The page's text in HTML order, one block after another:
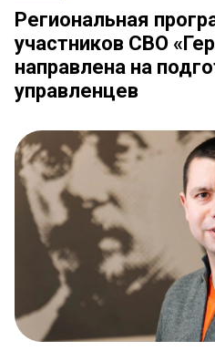
Региональная
участников СВО
направлена на
управленцев